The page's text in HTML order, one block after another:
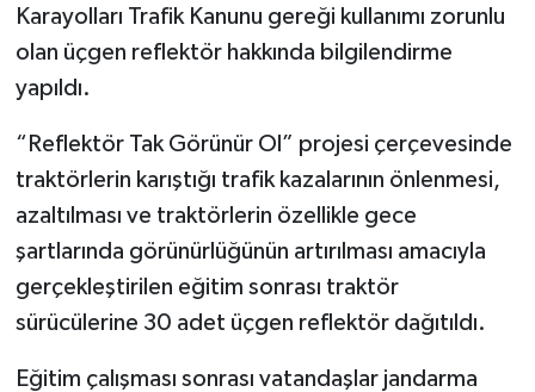
Karayolları Trafik Kanunu gereği kullanımı zorunlu
olan üçgen reflektör hakkında bilgilendirme
yapıldı.
“Reflektör Tak Görünür Ol” projesi çerçevesinde
traktörlerin karıştığı trafik kazalarının önlenmesi,
azaltılması ve traktörlerin özellikle gece
şartlarında görünürlüğünün artırılması amacıyla
gerçekleştirilen eğitim sonrası traktör
sürücülerine 30 adet üçgen reflektör dağıtıldı.
Eğitim çalışması sonrası vatandaşlar jandarma